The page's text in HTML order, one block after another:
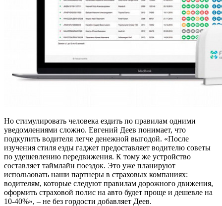
Но стимулировать человека ездить по правилам одними
уведомлениями сложно. Евгений Деев понимает, что
подкупить водителя легче денежной выгодой. «После
изучения стиля езды гаджет предоставляет водителю советы
по удешевлению передвижения. К тому же устройство
составляет таймлайн поездок. Это уже планируют
использовать наши партнеры в страховых компаниях:
водителям, которые следуют правилам дорожного движения,
оформить страховой полис на авто будет проще и дешевле на
10-40%», – не без гордости добавляет Деев.